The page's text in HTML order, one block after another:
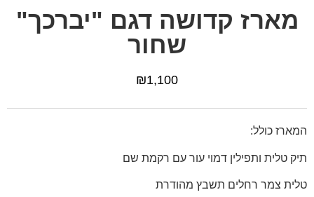
מארז קדושה דגם "יברכך"
שחור
₪1,100
המארז כולל:
תיק טלית ותפילין דמוי עור עם רקמת שם
טלית צמר רחלים תשבץ מהודרת